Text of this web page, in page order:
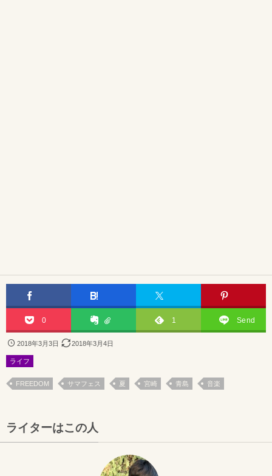
0 1 Send
2018年3月3日 2018年3月4日
ライフ
FREEDOM サマフェス 夏 宮崎 青島 音楽
ライターはこの人